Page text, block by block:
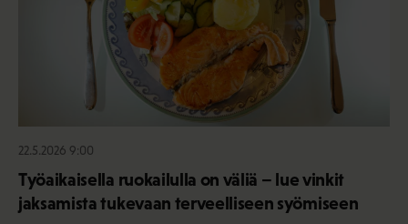
22.5.2026 9:00
Työaikaisella ruokailulla on väliä – lue vinkit
jaksamista tukevaan terveelliseen syömiseen